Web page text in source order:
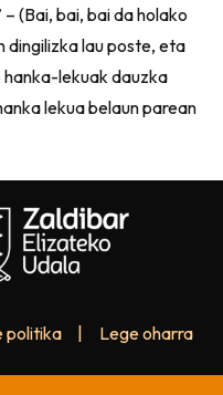
(Bai, bai, bai da holako
dingilizka lau poste, eta
lekuak dauzka
lekua belaun parean
politika Lege oharra